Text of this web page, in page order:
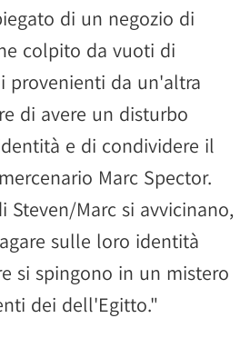
di un negozio di
colpito da vuoti di
provenienti da un'altra
di avere un disturbo
e di condividere il
Marc Spector.
Steven/Marc si avvicinano,
sulle loro identità
si spingono in un mistero
dei dell'Egitto."